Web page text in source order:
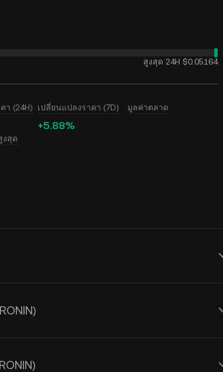
สูงสุด 24H $0.05164
า (24H) เปลี่ยนแปลงราคา (7D)
+5.88%
มูลค่าตลาด
งสุด
รียลไทม์สำหรับ Ronin (RONIN) ซึ่ง
ละอุปทานรวมถึงสภาวะตลาด ใช้